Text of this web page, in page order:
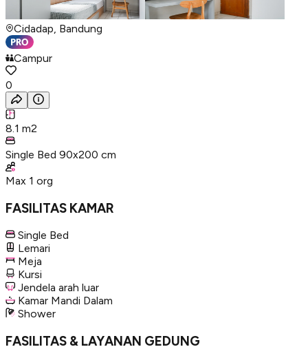
Cidadap, Bandung
Campur
0
8.1 m2
Single Bed 90x200 cm
Max 1 org
FASILITAS KAMAR
Single Bed
Lemari
Meja
Kursi
Jendela arah luar
Kamar Mandi Dalam
Shower
FASILITAS & LAYANAN GEDUNG